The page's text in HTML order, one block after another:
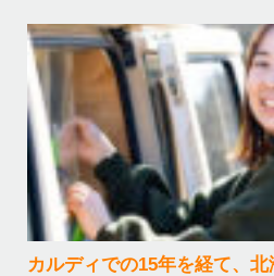
カルディでの15年を経て、北